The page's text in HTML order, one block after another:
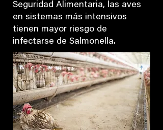
Seguridad Alimentaria, las aves
en sistemas más intensivos
tienen mayor riesgo de
infectarse de Salmonella.